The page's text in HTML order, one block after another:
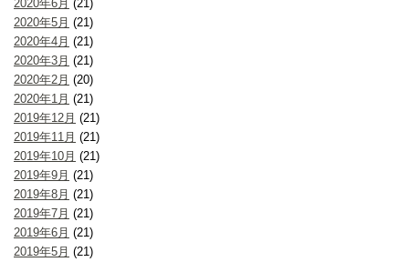
2020年6月 (21)
2020年5月 (21)
2020年4月 (21)
2020年3月 (21)
2020年2月 (20)
2020年1月 (21)
2019年12月 (21)
2019年11月 (21)
2019年10月 (21)
2019年9月 (21)
2019年8月 (21)
2019年7月 (21)
2019年6月 (21)
2019年5月 (21)